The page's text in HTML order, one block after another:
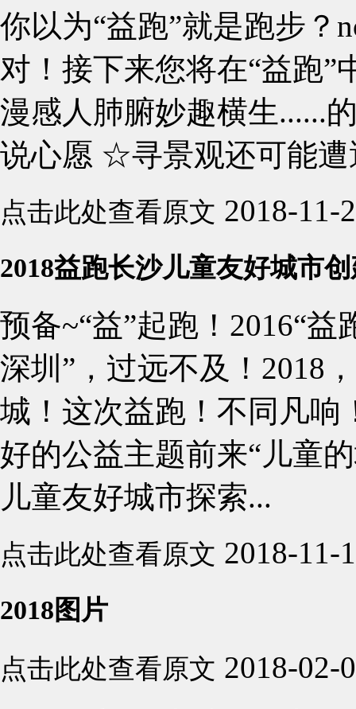
你以为“益跑”就是跑步？
对！接下来您将在“益跑
漫感人肺腑妙趣横生
说心愿 ☆寻景观还可能遭
点击此处查看原文 2018-11-
2018益跑长沙儿童友好城市
预备~“益”起跑！2016“
深圳”，过远不及！2018
城！这次益跑！不同凡响
好的公益主题前来“儿童
儿童友好城市探索...
点击此处查看原文 2018-11-
2018图片
点击此处查看原文 2018-02-